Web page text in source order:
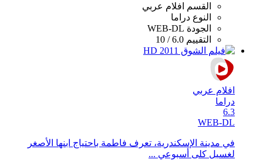
القسم
افلام عربي
النوع دراما
الجودة WEB-DL
التقييم 6.0 / 10
افلام عربي
دراما
6.3
WEB-DL
في مدينة الإسكندرية، تعرف فاطمة باحتياج ابنها الأصغر
لغسيل كلى أسبوعي ...